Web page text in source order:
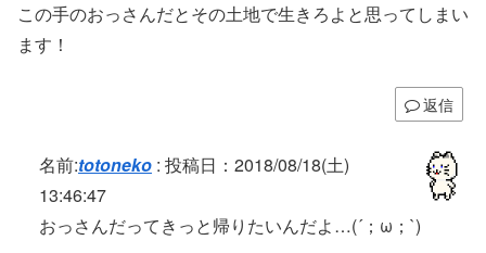
この手のおっさんだとその土地で生きろよと思ってしまい
ます！
返信
名前:totoneko : 投稿日：2018/08/18(土)
13:46:47
おっさんだってきっと帰りたいんだよ…(´；ω；`)